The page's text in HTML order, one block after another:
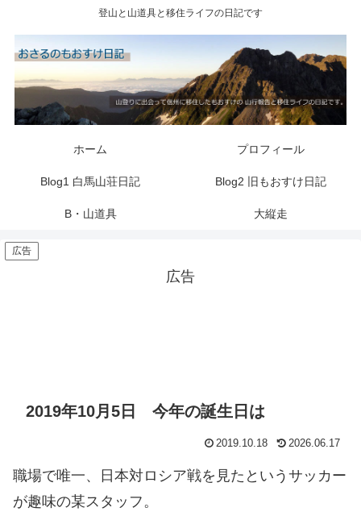
登山と山道具と移住ライフの日記です
ホーム プロフィール
Blog1 白馬山荘日記 Blog2 旧もおすけ日記
B・山道具 大縦走
広告
広告
2019年10月5日 今年の誕生日は
2019.10.18 2026.06.17
職場で唯一、日本対ロシア戦を見たというサッカー
が趣味の某スタッフ。